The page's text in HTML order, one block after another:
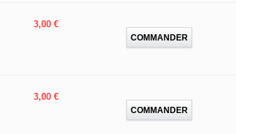
Prix
3,00 €
COMMANDER
Prix
3,00 €
COMMANDER